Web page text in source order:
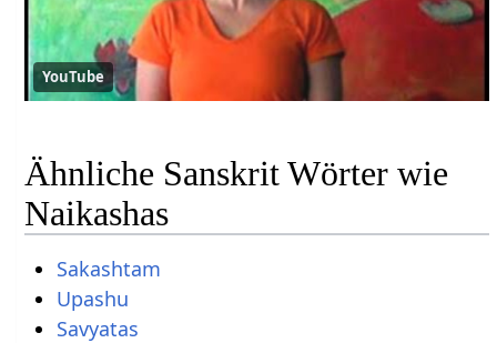
YouTube
Ähnliche Sanskrit Wörter wie
Naikashas
Sakashtam
Upashu
Savyatas